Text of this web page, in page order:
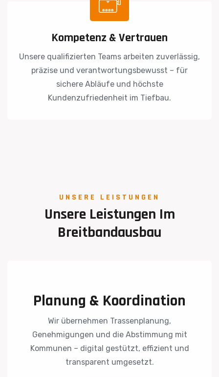
Kompetenz & Vertrauen
Unsere qualifizierten Teams arbeiten zuverlässig,
präzise und verantwortungsbewusst – für
sichere Abläufe und höchste
Kundenzufriedenheit im Tiefbau.
UNSERE LEISTUNGEN
Unsere Leistungen Im
Breitbandausbau
Planung & Koordination
Wir übernehmen Trassenplanung,
Genehmigungen und die Abstimmung mit
Kommunen – digital gestützt, effizient und
transparent umgesetzt.